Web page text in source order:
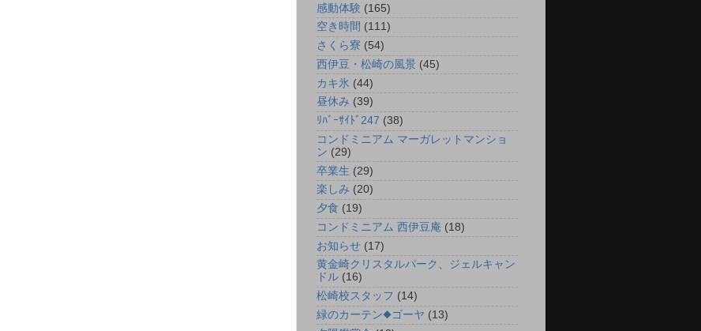
感動体験 (165)
空き時間 (111)
さくら寮 (54)
西伊豆・松崎の風景 (45)
カキ氷 (44)
昼休み (39)
ﾘﾊﾞｰｻｲﾄﾞ247 (38)
コンドミニアム マーガレットマンショ
ン (29)
卒業生 (29)
楽しみ (20)
夕食 (19)
コンドミニアム 西伊豆庵 (18)
お知らせ (17)
黄金崎クリスタルパーク、ジェルキャン
ドル (16)
松崎校スタッフ (14)
緑のカーテン◆ゴーヤ (13)